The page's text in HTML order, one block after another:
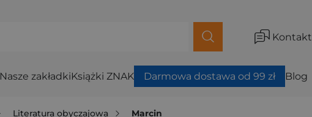
Kontakt
Nasze zakładkiKsiążki ZNAK Darmowa dostawa od 99 zł Blog
Literatura obyczajowa Marcin